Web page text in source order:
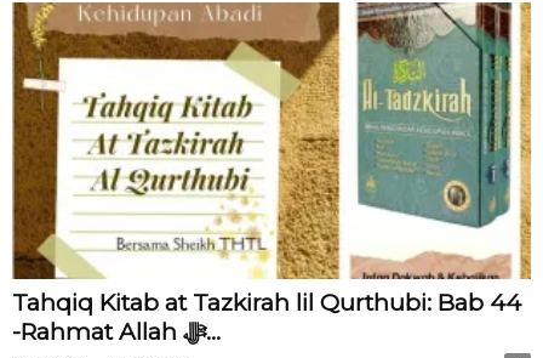
Tahqiq Kitab at Tazkirah lil Qurthubi: Bab 44
-Rahmat Allah ﷻ...